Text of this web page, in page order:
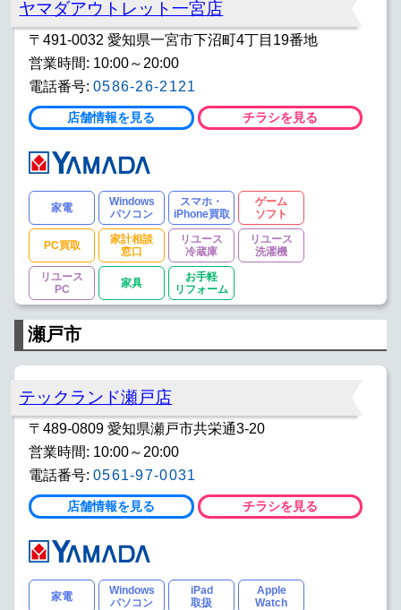
ヤマダアウトレット一宮店
〒491-0032 愛知県一宮市下沼町4丁目19番地
営業時間: 10:00～20:00
電話番号: 0586-26-2121
店舗情報を見る チラシを見る
家電
Windows
パソコン
スマホ・
iPhone買取
ゲーム
ソフト
PC買取
家計相談
窓口
リユース
冷蔵庫
リユース
洗濯機
リユース
PC
家具
お手軽
リフォーム
瀬戸市
テックランド瀬戸店
〒489-0809 愛知県瀬戸市共栄通3-20
営業時間: 10:00～20:00
電話番号: 0561-97-0031
店舗情報を見る チラシを見る
家電
Windows
パソコン
iPad
取扱
Apple
Watch